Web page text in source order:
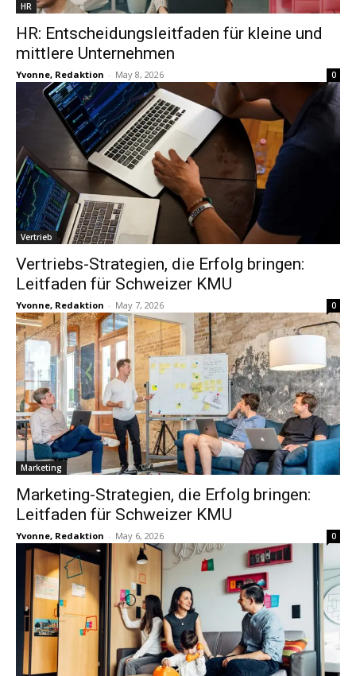
HR
HR: Entscheidungsleitfaden für kleine und
mittlere Unternehmen
Yvonne, Redaktion - May 8, 2026 0
Vertrieb
Vertriebs-Strategien, die Erfolg bringen:
Leitfaden für Schweizer KMU
Yvonne, Redaktion - May 7, 2026 0
Marketing
Marketing-Strategien, die Erfolg bringen:
Leitfaden für Schweizer KMU
Yvonne, Redaktion - May 6, 2026 0